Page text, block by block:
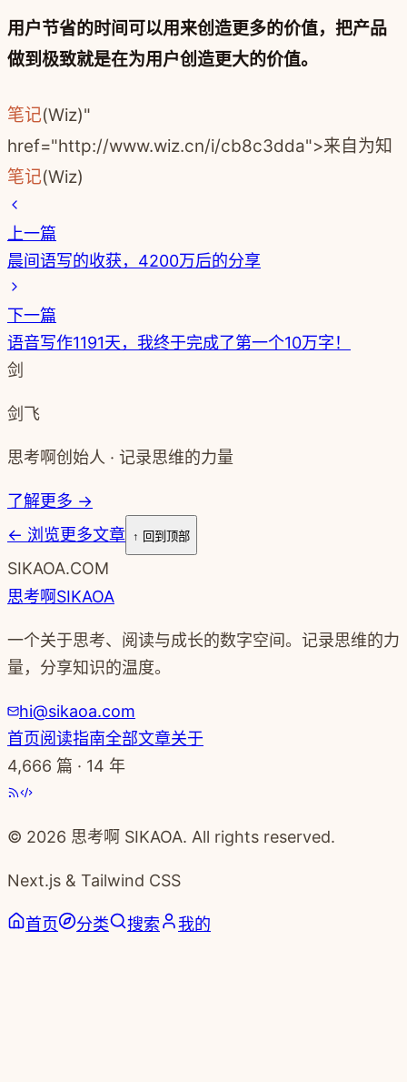
用户节省的时间可以用来创造更多的价值，把产品
做到极致就是在为用户创造更大的价值。
笔记(Wiz)"
href="http://www.wiz.cn/i/cb8c3dda">来自为知
笔记(Wiz)
上一篇
晨间语写的收获，4200万后的分享
下一篇
语音写作1191天，我终于完成了第一个10万字！
剑
剑飞
思考啊创始人 · 记录思维的力量
了解更多 →
← 浏览更多文章 ↑ 回到顶部
SIKAOA.COM
思考啊SIKAOA
一个关于思考、阅读与成长的数字空间。记录思维的力
量，分享知识的温度。
hi@sikaoa.com
首页阅读指南全部文章关于
4,666 篇 · 14 年
© 2026 思考啊 SIKAOA. All rights reserved.
Next.js & Tailwind CSS
首页 分类 搜索 我的